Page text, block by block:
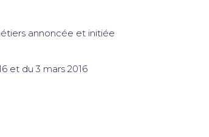
annoncée et initiée
et du 3 mars 2016